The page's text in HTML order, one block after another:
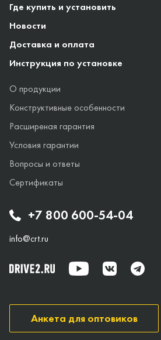
+7 800 600-54-04
info@crt.ru
Где купить и установить
Новости
Доставка и оплата
Инструкция по установке
О продукции
Конструктивные особенности
Расширеная гарантия
Условия гарантии
Вопросы и ответы
Сертификаты
Анкета для оптовиков